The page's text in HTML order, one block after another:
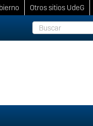
Otros sitios UdeG
Buscar